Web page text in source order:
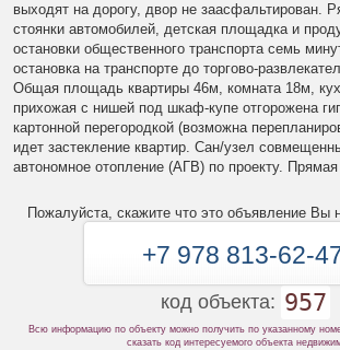
выходят на дорогу, двор не заасфальтирован.
стоянки автомобилей, детская площадка и
остановки общественного транспорта семь
остановка на транспорте до торгово-
Общая площадь квартиры 46м, комната 18м,
прихожая с нишей под шкаф-купе отгорожена
картонной перегородкой (возможна
идет застекление квартир. Сан/узел
автономное отопление (АГВ) по проекту.
Пожалуйста, скажите что это объявление Вы
+7 978 813-62-
код объекта: 957
Всю информацию по объекту можно получить по указанному
сказать код интересуемого объекта